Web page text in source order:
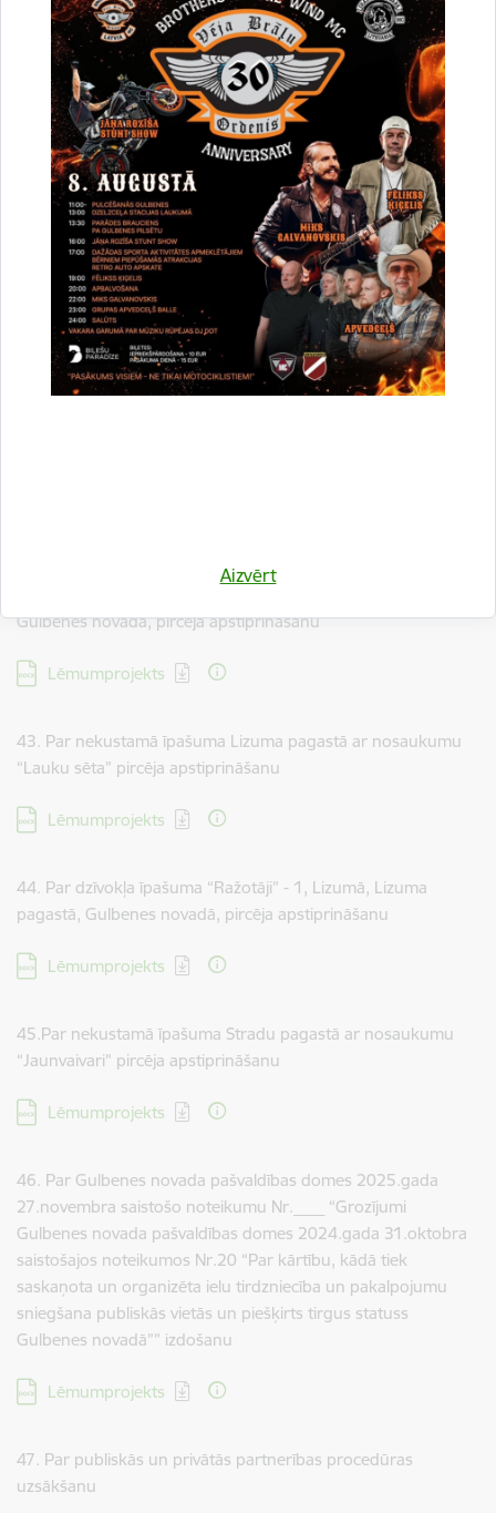
Aizvērt
38. Par nekustamā īpašuma Jaungulbenes pagastā ar
nosaukumu “Obrovas pļavas” otrās izsoles rīkošanu
Lejupielādēt:
Lēmumprojekts
39. Par nekustamā īpašuma Tirzas pagastā ar nosaukumu
“Pļavas” otrās izsoles rīkošanu
Lejupielādēt:
Lēmumprojekts
40. Par nekustamā īpašuma “Siliņi 1” Gulbenē, Gulbenes
novadā, trešās izsoles rīkošanu
Lejupielādēt:
Lēmumprojekts
Gulbenes novadā, pircēja apstiprināšanu
Lejupielādēt:
Lēmumprojekts
43. Par nekustamā īpašuma Lizuma pagastā ar nosaukumu
“Lauku sēta” pircēja apstiprināšanu
Lejupielādēt:
Lēmumprojekts
44. Par dzīvokļa īpašuma “Ražotāji” - 1, Lizumā, Lizuma
pagastā, Gulbenes novadā, pircēja apstiprināšanu
Lejupielādēt:
Lēmumprojekts
45.Par nekustamā īpašuma Stradu pagastā ar nosaukumu
“Jaunvaivari” pircēja apstiprināšanu
Lejupielādēt:
Lēmumprojekts
46. Par Gulbenes novada pašvaldības domes 2025.gada
27.novembra saistošo noteikumu Nr.____ “Grozījumi
Gulbenes novada pašvaldības domes 2024.gada 31.oktobra
saistošajos noteikumos Nr.20 “Par kārtību, kādā tiek
saskaņota un organizēta ielu tirdzniecība un pakalpojumu
sniegšana publiskās vietās un piešķirts tirgus statuss
Gulbenes novadā”” izdošanu
Lejupielādēt:
Lēmumprojekts
47. Par publiskās un privātās partnerības procedūras
uzsākšanu